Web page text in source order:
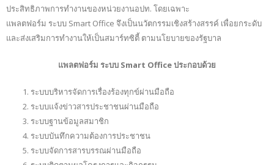
ประสิทธิภาพการทำงานของหน่วยงานอปท. โดยเฉพาะ
แพลตฟอร์ม ระบบ Smart Office จึงเป็นนวัตกรรมเชิงสร้างสรรค์ เพื่อยกระดับ
และส่งเสริมการทำงานให้เป็นสมาร์ทซิตี้ ตามนโยบายของรัฐบาล
แพลตฟอร์ม ระบบ Smart Office ประกอบด้วย
ระบบบริหารจัดการเรื่องร้องทุกข์ผ่านมือถือ
ระบบแจ้งข่าวสารประชาชนผ่านมือถือ
ระบบฐานข้อมูลสมาชิก
ระบบบันทึกความต้องการประชาชน
ระบบจัดการสารบรรณผ่านมือถือ